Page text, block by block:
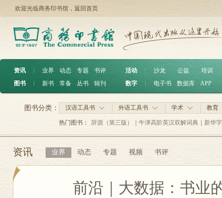
欢迎光临商务印书馆， 返回首页
资讯 ︱ 业界 动态 专题
书评
图书
︱ 新书 常备 丛书 辑刊
活动 沙龙 公益
培训
数字
电子书 数据库 APP
汉语工具书 外语工具书 学术 教育
图书分类：
热门图书： 辞源（第三版） 牛津高阶英汉双解词典 新华
资讯 业界 动态 专题 视频 书评
前沿｜大数据：书业